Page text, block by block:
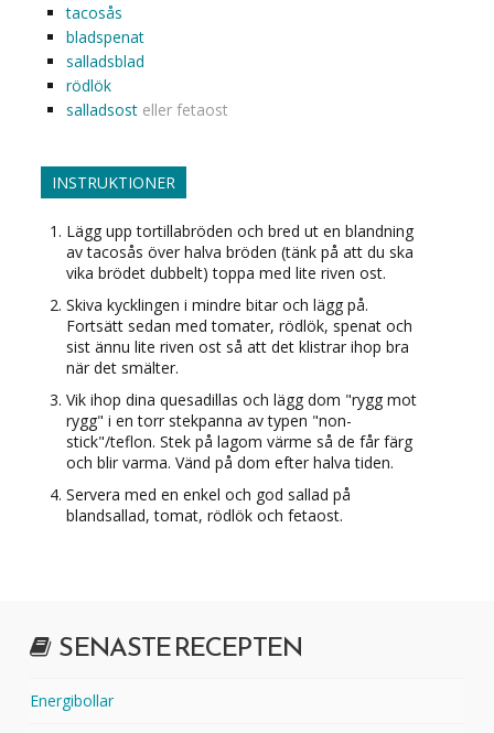
tacosås
bladspenat
salladsblad
rödlök
salladsost eller fetaost
INSTRUKTIONER
Lägg upp tortillabröden och bred ut en blandning
av tacosås över halva bröden (tänk på att du ska
vika brödet dubbelt) toppa med lite riven ost.
Skiva kycklingen i mindre bitar och lägg på.
Fortsätt sedan med tomater, rödlök, spenat och
sist ännu lite riven ost så att det klistrar ihop bra
när det smälter.
Vik ihop dina quesadillas och lägg dom "rygg mot
rygg" i en torr stekpanna av typen "non-
stick"/teflon. Stek på lagom värme så de får färg
och blir varma. Vänd på dom efter halva tiden.
Servera med en enkel och god sallad på
blandsallad, tomat, rödlök och fetaost.
SENASTE RECEPTEN
Energibollar